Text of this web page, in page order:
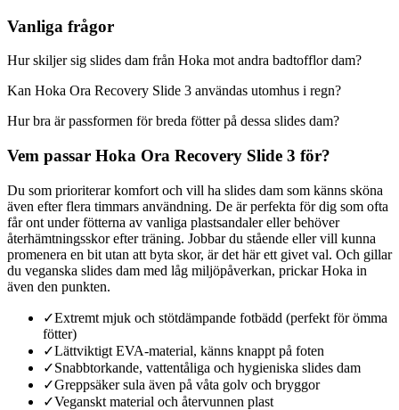
Vanliga frågor
Hur skiljer sig slides dam från Hoka mot andra badtofflor dam?
Kan Hoka Ora Recovery Slide 3 användas utomhus i regn?
Hur bra är passformen för breda fötter på dessa slides dam?
Vem passar Hoka Ora Recovery Slide 3 för?
Du som prioriterar komfort och vill ha slides dam som känns sköna
även efter flera timmars användning. De är perfekta för dig som ofta
får ont under fötterna av vanliga plastsandaler eller behöver
återhämtningsskor efter träning. Jobbar du stående eller vill kunna
promenera en bit utan att byta skor, är det här ett givet val. Och gillar
du veganska slides dam med låg miljöpåverkan, prickar Hoka in
även den punkten.
✓Extremt mjuk och stötdämpande fotbädd (perfekt för ömma
fötter)
✓Lättviktigt EVA-material, känns knappt på foten
✓Snabbtorkande, vattentåliga och hygieniska slides dam
✓Greppsäker sula även på våta golv och bryggor
✓Veganskt material och återvunnen plast